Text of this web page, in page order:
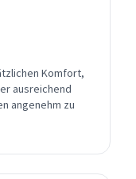
Komfort,
ausreichend
angenehm zu